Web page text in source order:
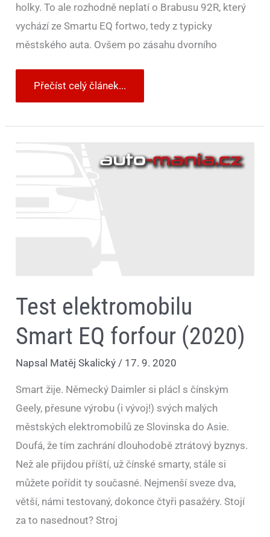
holky. To ale rozhodně neplatí o Brabusu 92R, který
vychází ze Smartu EQ fortwo, tedy z typicky
městského auta. Ovšem po zásahu dvorního
Přečíst celý článek...
Test elektromobilu
Smart EQ forfour (2020)
Napsal Matěj Skalický / 17. 9. 2020
Smart žije. Německý Daimler si plácl s čínským
Geely, přesune výrobu (i vývoj!) svých malých
městských elektromobilů ze Slovinska do Asie.
Doufá, že tím zachrání dlouhodobě ztrátový byznys.
Než ale přijdou příští, už čínské smarty, stále si
můžete pořídit ty současné. Nejmenší sveze dva,
větší, námi testovaný, dokonce čtyři pasažéry. Stojí
za to nasednout? Stroj
elektromobilu
(2020)